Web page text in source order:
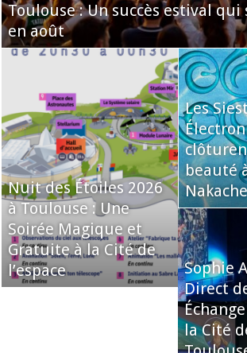
Toulouse : Un succès estival qui
en août
Nuit des Étoiles 2026
à Toulouse : Une
Soirée Magique et
Gratuite à la Cité de
l’espace
Les
beauté
Sophie
Direct
la Cité